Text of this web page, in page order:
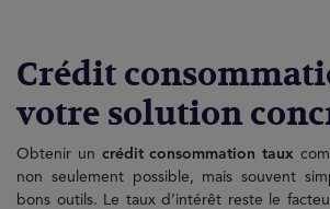
Crédit
votre solution
Obtenir un crédit consommation taux
non seulement possible, mais souvent
bons outils. Le taux d’intérêt reste le